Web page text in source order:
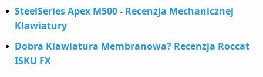
SteelSeries Apex M500 - Recenzja Mechanicznej
Klawiatury
Dobra Klawiatura Membranowa? Recenzja Roccat
ISKU FX